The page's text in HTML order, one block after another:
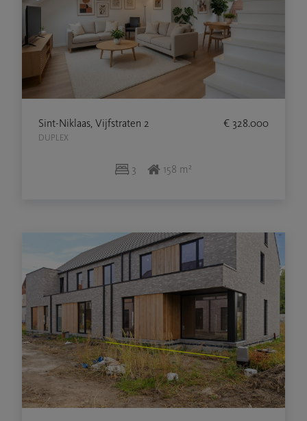
Sint-Niklaas, Vijfstraten 2
DUPLEX
€ 328.000
3 158 m²